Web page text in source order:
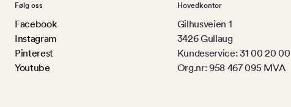
Følg oss
Facebook
Instagram
Pinterest
Youtube
Hovedkontor
Gilhusveien 1
3426 Gullaug
Kundeservice: 31 00 20 00
Org.nr: 958 467 095 MVA